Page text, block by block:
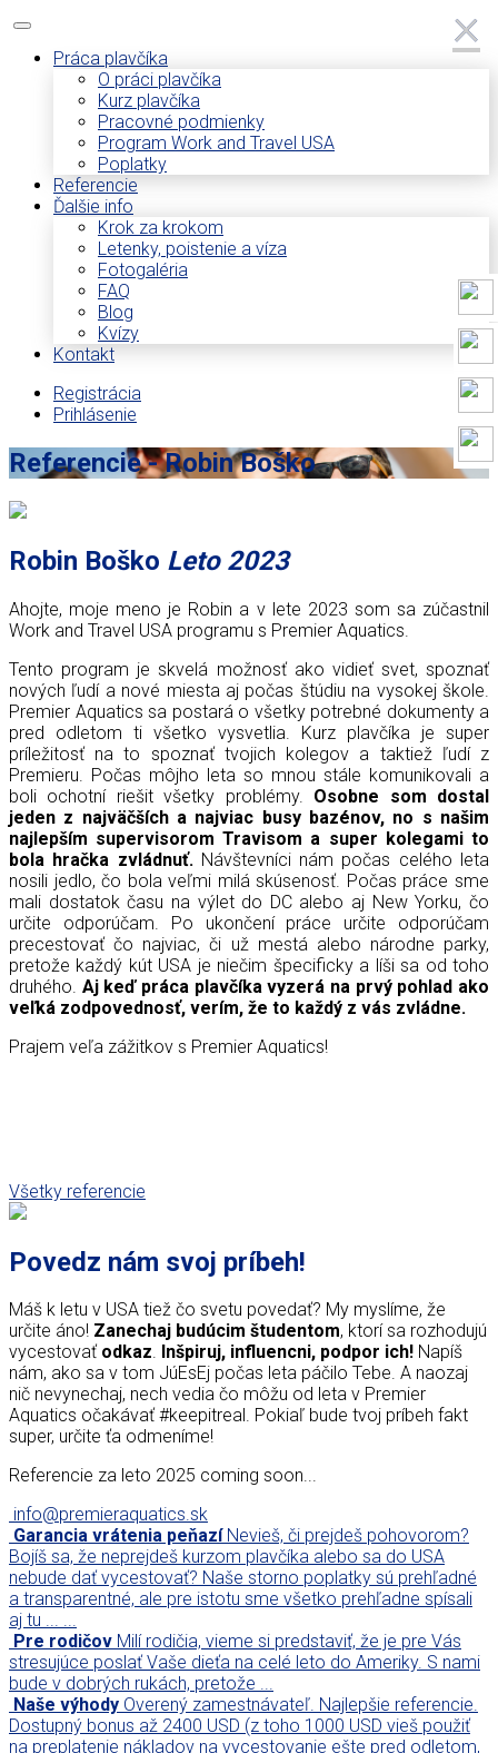
Práca plavčíka
O práci plavčíka
Kurz plavčíka
Pracovné podmienky
Program Work and Travel USA
Poplatky
Referencie
Ďalšie info
Krok za krokom
Letenky, poistenie a víza
Fotogaléria
FAQ
Blog
Kvízy
Kontakt
Registrácia
Prihlásenie
Referencie - Robin Boško
Robin Boško Leto 2023
Ahojte, moje meno je Robin a v lete 2023 som sa zúčastnil
Work and Travel USA programu s Premier Aquatics.
Tento program je skvelá možnosť ako vidieť svet, spoznať
nových ľudí a nové miesta aj počas štúdiu na vysokej škole.
Premier Aquatics sa postará o všetky potrebné dokumenty a
pred odletom ti všetko vysvetlia. Kurz plavčíka je super
príležitosť na to spoznať tvojich kolegov a taktiež ľudí z
Premieru. Počas môjho leta so mnou stále komunikovali a
boli ochotní riešit všetky problémy. Osobne som dostal
jeden z najväčších a najviac busy bazénov, no s našim
najlepším supervisorom Travisom a super kolegami to
bola hračka zvládnuť. Návštevníci nám počas celého leta
nosili jedlo, čo bola veľmi milá skúsenosť. Počas práce sme
mali dostatok času na výlet do DC alebo aj New Yorku, čo
určite odporúčam. Po ukončení práce určite odporúčam
precestovať čo najviac, či už mestá alebo národne parky,
pretože každý kút USA je niečim špecificky a líši sa od toho
druhého. Aj keď práca plavčíka vyzerá na prvý pohlad ako
veľká zodpovednosť, verím, že to každý z vás zvládne.
Prajem veľa zážitkov s Premier Aquatics!
Všetky referencie
Povedz nám svoj príbeh!
Máš k letu v USA tiež čo svetu povedať? My myslíme, že
určite áno! Zanechaj budúcim študentom, ktorí sa rozhodujú
vycestovať odkaz. Inšpiruj, influencni, podpor ich! Napíš
nám, ako sa v tom JúEsEj počas leta páčilo Tebe. A naozaj
nič nevynechaj, nech vedia čo môžu od leta v Premier
Aquatics očakávať #keepitreal. Pokiaľ bude tvoj príbeh fakt
super, určite ťa odmeníme!
Referencie za leto 2025 coming soon...
info@premieraquatics.sk
Garancia vrátenia peňazíNevieš, či prejdeš pohovorom?
Bojíš sa, že neprejdeš kurzom plavčíka alebo sa do USA
nebude dať vycestovať? Naše storno poplatky sú prehľadné
a transparentné, ale pre istotu sme všetko prehľadne spísali
aj tu ... ...
Pre rodičov Milí rodičia, vieme si predstaviť, že je pre Vás
stresujúce poslať Vaše dieťa na celé leto do Ameriky. S nami
bude v dobrých rukách, pretože ...
Naše výhody Overený zamestnávateľ. Najlepšie referencie.
Dostupný bonus až 2400 USD (z toho 1000 USD vieš použiť
na preplatenie nákladov na vycestovanie ešte pred odletom,
×
×